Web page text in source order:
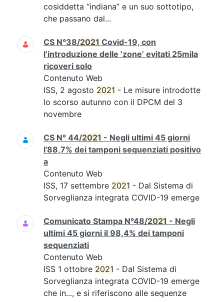
cosiddetta “indiana” e un suo sottotipo,
che passano dal...
CS N°38/2021 Covid-19, con
l’introduzione delle ‘zone’ evitati 25mila
ricoveri solo
Contenuto Web
ISS, 2 agosto 2021 - Le misure introdotte
lo scorso autunno con il DPCM del 3
novembre
CS N° 44/2021 - Negli ultimi 45 giorni
l’88,7% dei tamponi sequenziati positivo
a
Contenuto Web
ISS, 17 settembre 2021 - Dal Sistema di
Sorveglianza integrata COVID-19 emerge
Comunicato Stampa N°48/2021 - Negli
ultimi 45 giorni il 98,4% dei tamponi
sequenziati
Contenuto Web
ISS 1 ottobre 2021 - Dal Sistema di
Sorveglianza integrata COVID-19 emerge
che in..., e si riferiscono alle sequenze